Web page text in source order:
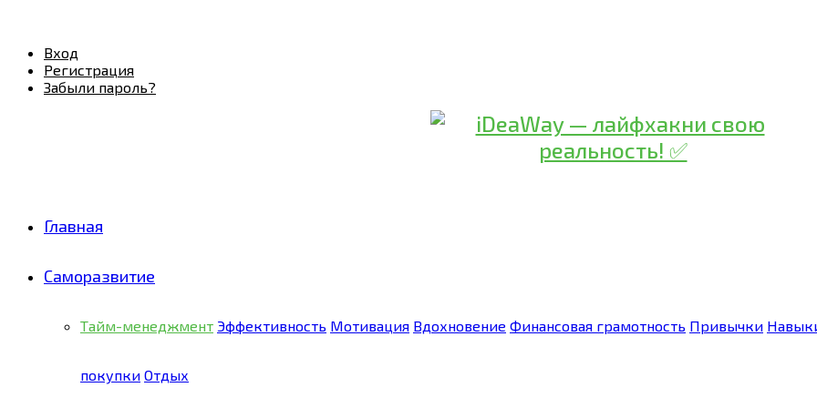
Вход
Регистрация
Забыли пароль?
Главная
Саморазвитие
Тайм-менеджмент Эффективность Мотивация Вдохновение Финансовая грамотность Привычки
покупки Отдых